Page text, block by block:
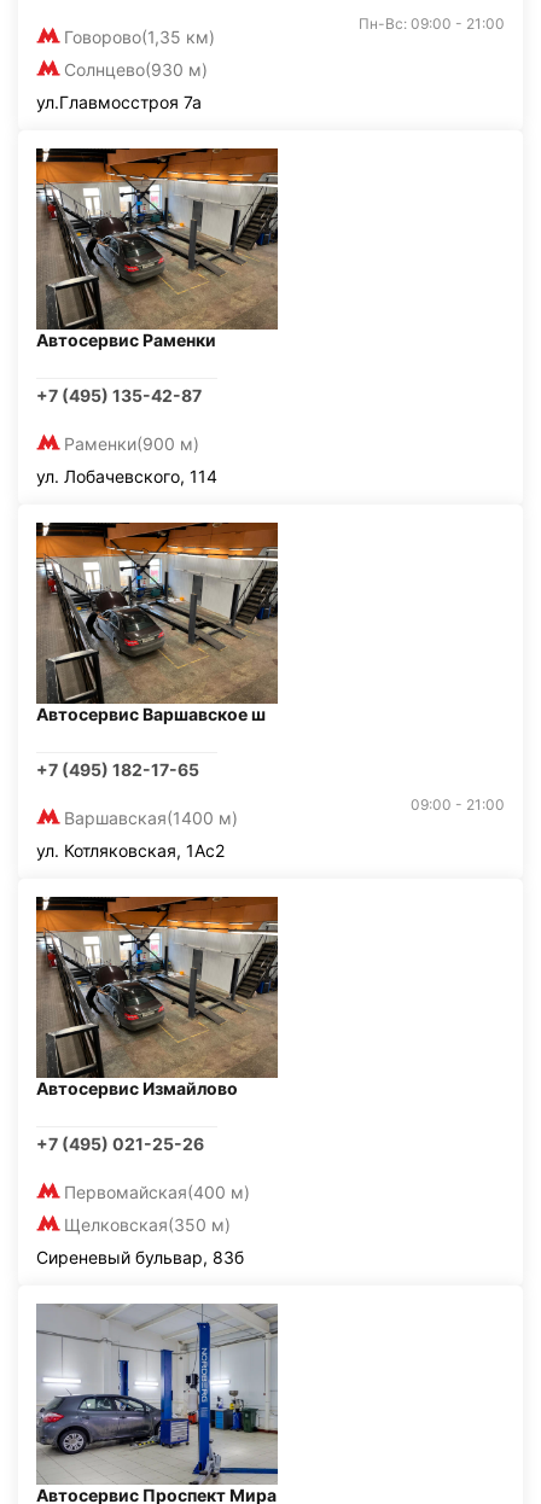
Говорово(1,35 км)
Солнцево(930 м)
Пн-Вс: 09:00 - 21:00
ул.Главмосстроя 7а
Автосервис Раменки
+7 (495) 135-42-87
Раменки(900 м)
ул. Лобачевского, 114
Автосервис Варшавское ш
+7 (495) 182-17-65
Варшавская(1400 м)
09:00 - 21:00
ул. Котляковская, 1Ас2
Автосервис Измайлово
+7 (495) 021-25-26
Первомайская(400 м)
Щелковская(350 м)
Сиреневый бульвар, 83б
Автосервис Проспект Мира